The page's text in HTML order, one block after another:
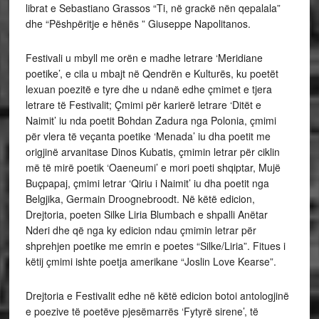
librat e Sebastiano Grassos “Ti, në grackë nën qepalala”
dhe “Pëshpëritje e hënës ” Giuseppe Napolitanos.
Festivali u mbyll me orën e madhe letrare ‘Meridiane
poetike’, e cila u mbajt në Qendrën e Kulturës, ku poetët
lexuan poezitë e tyre dhe u ndanë edhe çmimet e tjera
letrare të Festivalit; Çmimi për karierë letrare ‘Ditët e
Naimit’ iu nda poetit Bohdan Zadura nga Polonia, çmimi
për vlera të veçanta poetike ‘Menada’ iu dha poetit me
origjinë arvanitase Dinos Kubatis, çmimin letrar për ciklin
më të mirë poetik ‘Oaeneumi’ e mori poeti shqiptar, Mujë
Buçpapaj, çmimi letrar ‘Qiriu i Naimit’ iu dha poetit nga
Belgjika, Germain Droognebroodt. Në këtë edicion,
Drejtoria, poeten Silke Liria Blumbach e shpalli Anëtar
Nderi dhe që nga ky edicion ndau çmimin letrar për
shprehjen poetike me emrin e poetes “Silke/Liria”. Fitues i
këtij çmimi ishte poetja amerikane “Joslin Love Kearse”.
Drejtoria e Festivalit edhe në këtë edicion botoi antologjinë
e poezive të poetëve pjesëmarrës ‘Fytyrë sirene’, të